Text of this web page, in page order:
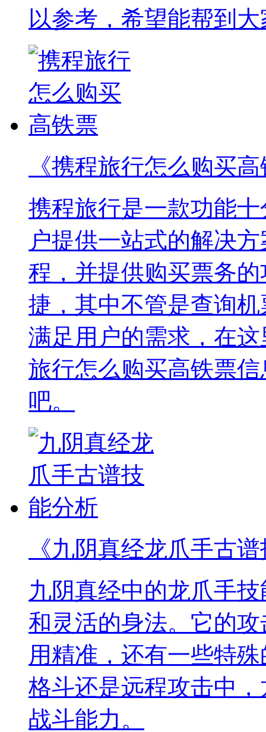
以参考，希望能帮到
《携程旅行怎么购买
携程旅行是一款功能
户提供一站式的解决
程，并提供购买票务
捷，其中不管是查询
满足用户的需求，在
旅行怎么购买高铁票
吧。
《九阴真经龙爪手古
九阴真经中的龙爪手
和灵活的身法。它的
用精准，还有一些特
格斗还是远程攻击中
战斗能力。